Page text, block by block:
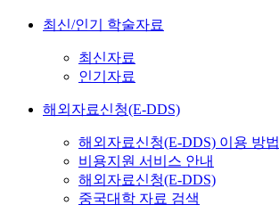
최신/인기 학술자료
최신자료
인기자료
해외자료신청(E-DDS)
해외자료신청(E-DDS) 이용 방법
비용지원 서비스 안내
해외자료신청(E-DDS)
중국대학 자료 검색